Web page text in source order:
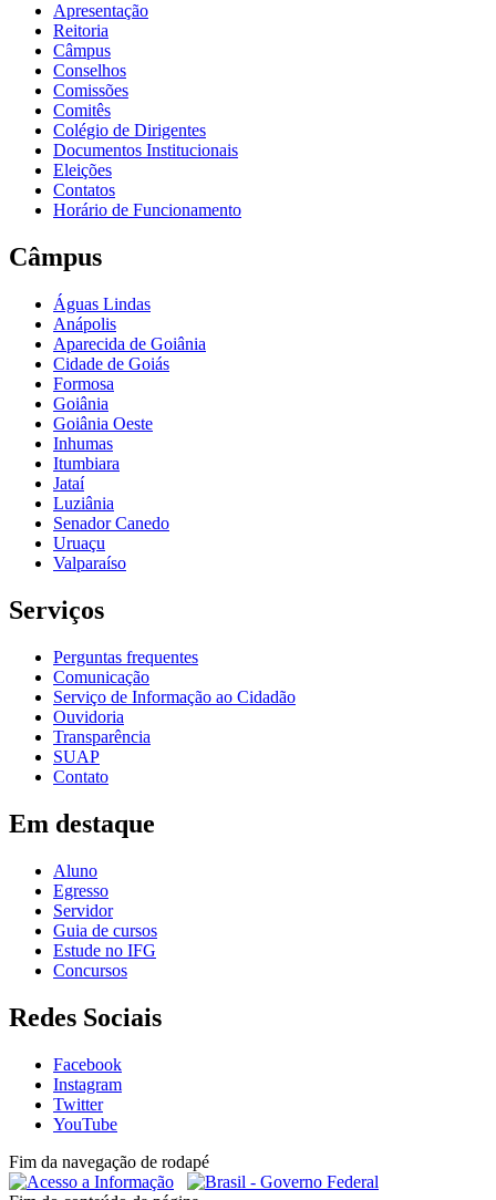
Apresentação
Reitoria
Câmpus
Conselhos
Comissões
Comitês
Colégio de Dirigentes
Documentos Institucionais
Eleições
Contatos
Horário de Funcionamento
Câmpus
Águas Lindas
Anápolis
Aparecida de Goiânia
Cidade de Goiás
Formosa
Goiânia
Goiânia Oeste
Inhumas
Itumbiara
Jataí
Luziânia
Senador Canedo
Uruaçu
Valparaíso
Serviços
Perguntas frequentes
Comunicação
Serviço de Informação ao Cidadão
Ouvidoria
Transparência
SUAP
Contato
Em destaque
Aluno
Egresso
Servidor
Guia de cursos
Estude no IFG
Concursos
Redes Sociais
Facebook
Instagram
Twitter
YouTube
Fim da navegação de rodapé